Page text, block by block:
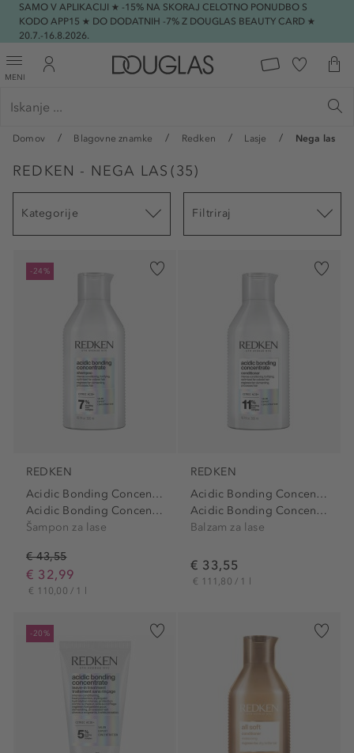
SAMO V APLIKACIJI ★ -15% NA SKORAJ CELOTNO PONUDBO S
KODO APP15 ★ DO DODATNIH -7% Z DOUGLAS BEAUTY CARD ★
20.7.-16.8.2026.
MENI
Domov Blagovne znamke Redken Lasje Nega las
REDKEN - NEGA LAS (35)
Kategorije Filtriraj
-24%
REDKEN
Acidic Bonding Concentrate
Acidic Bonding Concentrate...
Šampon za lase
€ 43,55
€ 32,99
€ 110,00 / 1 l
REDKEN
Acidic Bonding Concentrate
Acidic Bonding Concentrate...
Balzam za lase
€ 33,55
€ 111,80 / 1 l
-20%